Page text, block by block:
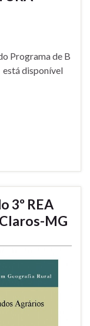
Programa de B
está disponível
3º REA
MG